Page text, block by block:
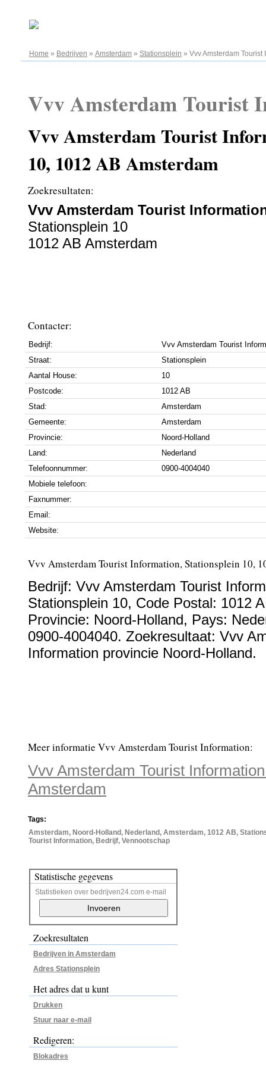
Home » Bedrijven » Amsterdam » Stationsplein » Vvv Amsterdam Tourist
Vvv Amsterdam Tourist
Vvv Amsterdam Tourist
10, 1012 AB Amsterdam
Zoekresultaten:
Vvv Amsterdam Tourist
Stationsplein 10
1012 AB Amsterdam
Contacter:
Bedrijf:
Vvv Amsterdam Tourist
Straat:
Stationsplein
Aantal House:
10
Postcode:
1012 AB
Stad:
Amsterdam
Gemeente:
Amsterdam
Provincie:
Noord-Holland
Land:
Nederland
Telefoonnummer:
0900-4004040
Mobiele telefoon:
Faxnummer:
Email:
Website:
Vvv Amsterdam Tourist Information, Stationsplein 10,
Bedrijf: Vvv Amsterdam Tourist
Stationsplein 10, Code Postal: 1012
Provincie: Noord-Holland, Pays:
0900-4004040. Zoekresultaat: Vvv
Information provincie Noord-Holland.
Meer informatie Vvv Amsterdam Tourist Information:
Vvv Amsterdam Tourist
Amsterdam
Tags:
Amsterdam, Noord-Holland, Nederland, Amsterdam, 1012 AB,
Tourist Information, Bedrijf, Vennootschap
Statistische gegevens
Statistieken over bedrijven24.com e-mail
Zoekresultaten
Bedrijven in Amsterdam
Adres Stationsplein
Het adres dat u kunt
Drukken
Stuur naar e-mail
Redigeren:
Blokadres